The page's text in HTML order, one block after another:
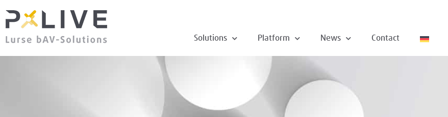
Solutions Platform News Contact